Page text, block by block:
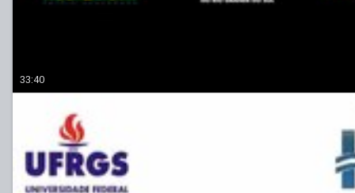
33:40